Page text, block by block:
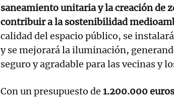
saneamiento unitaria y la creación de
contribuir a la sostenibilidad
calidad del espacio público, se
y se mejorará la iluminación,
seguro y agradable para las vecinas y
Con un presupuesto de 1.200.000